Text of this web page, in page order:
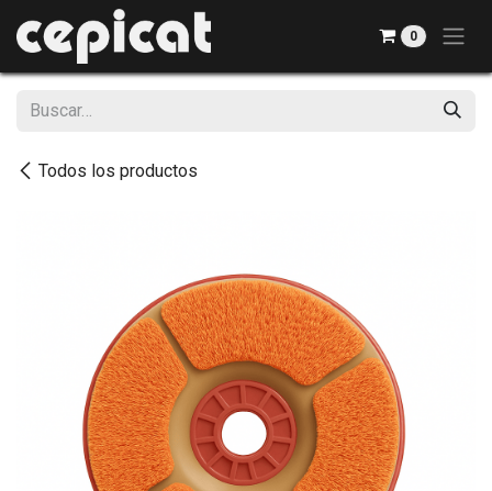
0
Todos los productos